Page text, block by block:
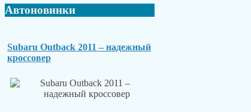
Автоновинки
Subaru Outback 2011 – надежный
кроссовер